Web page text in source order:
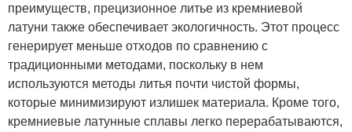
преимуществ, прецизионное литье из кремниевой
латуни также обеспечивает экологичность. Этот процесс
генерирует меньше отходов по сравнению с
традиционными методами, поскольку в нем
используются методы литья почти чистой формы,
которые минимизируют излишек материала. Кроме того,
кремниевые латунные сплавы легко перерабатываются,